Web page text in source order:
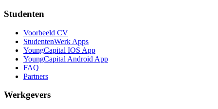
Studenten
Voorbeeld CV
StudentenWerk Apps
YoungCapital IOS App
YoungCapital Android App
FAQ
Partners
Werkgevers